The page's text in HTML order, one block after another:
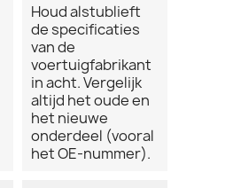
Houd alstublieft
de specificaties
van de
voertuigfabrikant
in acht. Vergelijk
altijd het oude en
het nieuwe
onderdeel (vooral
het OE-nummer).